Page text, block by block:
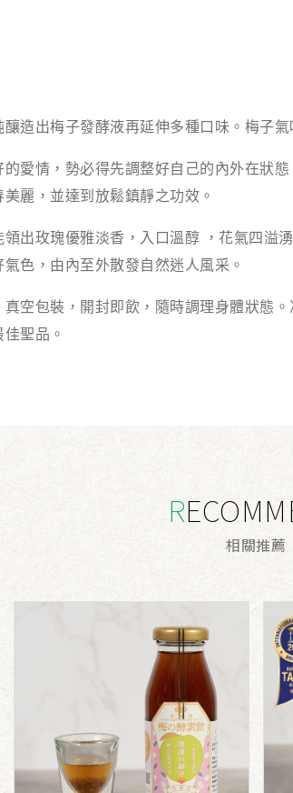
造出梅子發酵液再延伸多種口味。梅子
愛情，勢必得先調整好自己的內外在
麗，並達到放鬆鎮靜之功效。
出玫瑰優雅淡香，入口溫醇 ，花氣四
色，由內至外散發自然迷人風采。
空包裝，開封即飲，隨時調理身體狀態
聖品。
相關推薦